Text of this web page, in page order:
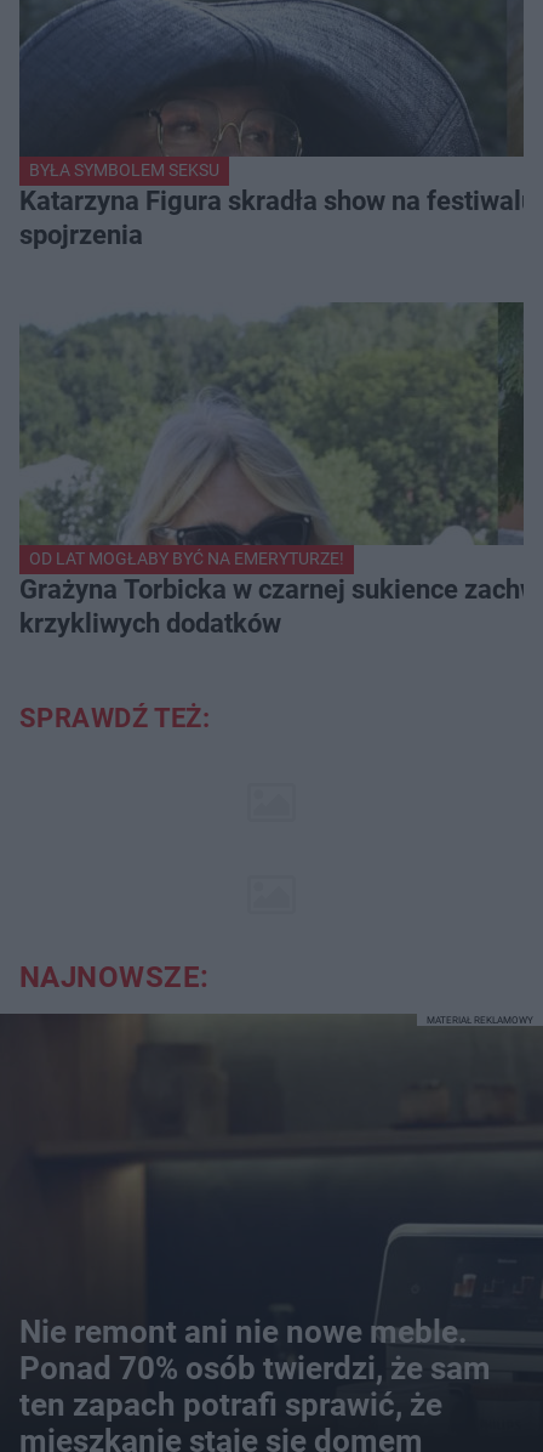
BYŁA SYMBOLEM SEKSU
Katarzyna Figura skradła show na
spojrzenia
OD LAT MOGŁABY BYĆ NA EMERYTURZE!
Grażyna Torbicka w czarnej sukience
krzykliwych dodatków
SPRAWDŹ TEŻ:
NAJNOWSZE:
Nie remont ani nie nowe meble.
Ponad 70% osób twierdzi, że sam
ten zapach potrafi sprawić, że
mieszkanie staje się domem
MATERIAŁ REKLAMOWY